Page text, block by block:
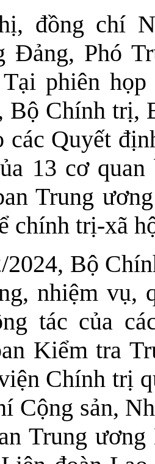
đồng chí
Đảng, Phó
Tại phiên
Bộ Chính trị,
các Quyết
13 cơ
Trung
chính trị-xã
2024, Bộ
nhiệm vụ,
tác của
Kiểm tra
Chính trị
Cộng sản,
Trung